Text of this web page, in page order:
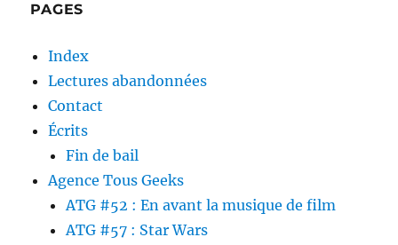
PAGES
Index
Lectures abandonnées
Contact
Écrits
Fin de bail
Agence Tous Geeks
ATG #52 : En avant la musique de film
ATG #57 : Star Wars